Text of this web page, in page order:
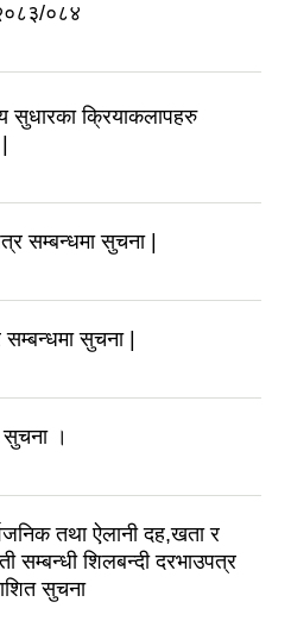
०८४
सुधारका क्रियाकलापहरु
सम्बन्धमा सुचना |
सुचना |
सुचना ।
तथा ऐलानी दह,खता र
सम्बन्धी शिलबन्दी दरभाउपत्र
सुचना